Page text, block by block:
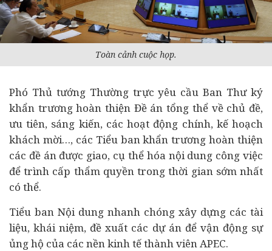
Toàn cảnh cuộc họp.
Phó Thủ tướng Thường trực yêu cầu Ban Thư ký
khẩn trương hoàn thiện Đề án tổng thể về chủ đề,
ưu tiên, sáng kiến, các hoạt động chính, kế hoạch
khách mời…, các Tiểu ban khẩn trương hoàn thiện
các đề án được giao, cụ thể hóa nội dung công việc
để trình cấp thẩm quyền trong thời gian sớm nhất
có thể.
Tiểu ban Nội dung nhanh chóng xây dựng các tài
liệu, khái niệm, đề xuất các dự ánđể vận động sự
ủng hộ của các nền kinh tế thành viên APEC.